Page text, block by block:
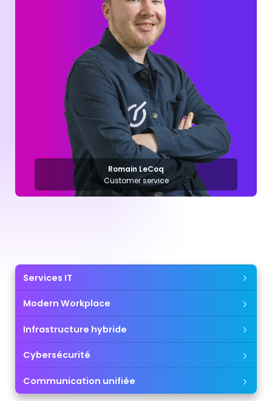
Romain LeCoq
Customer service
Services IT
Modern Workplace
Infrastructure hybride
Cybersécurité
Communication unifiée